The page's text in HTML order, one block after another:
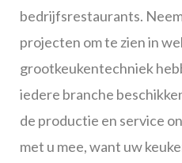
bedrijfsrestaurants.
projecten om te zien in
grootkeukentechniek
iedere branche
de productie en service
met u mee, want uw